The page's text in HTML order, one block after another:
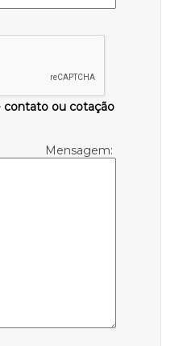
contato ou cotação
Mensagem: